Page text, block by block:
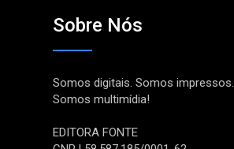
Sobre Nós
Somos digitais. Somos impressos.
Somos multimídia!
EDITORA FONTE